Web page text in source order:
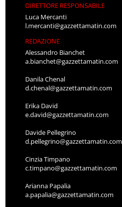
DIRETTORE RESPONSABILE
Luca Mercanti
l.mercanti@gazzettamatin.com
REDAZIONE
Alessandro Bianchet
a.bianchet@gazzettamatin.com
Danila Chenal
d.chenal@gazzettamatin.com
Erika David
e.david@gazzettamatin.com
Davide Pellegrino
d.pellegrino@gazzettamatin.com
Cinzia Timpano
c.timpano@gazzettamatin.com
Arianna Papalia
a.papalia@gazzettamatin.com